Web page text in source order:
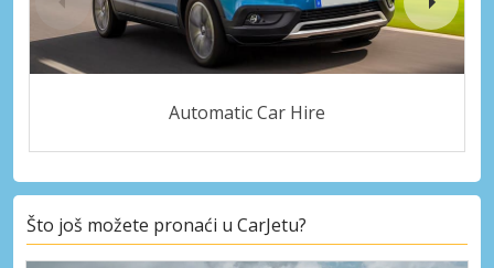
Automatic Car Hire
Što još možete pronaći u CarJetu?